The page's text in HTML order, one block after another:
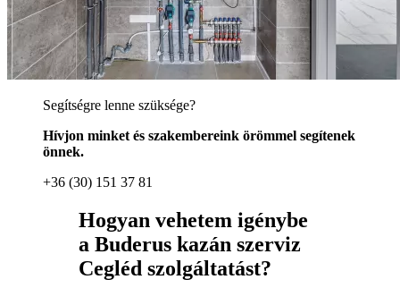
Segítségre lenne szüksége?
Hívjon minket és szakembereink örömmel segítenek
önnek.
+36 (30) 151 37 81
Hogyan vehetem igénybe
a Buderus kazán szerviz
Cegléd szolgáltatást?